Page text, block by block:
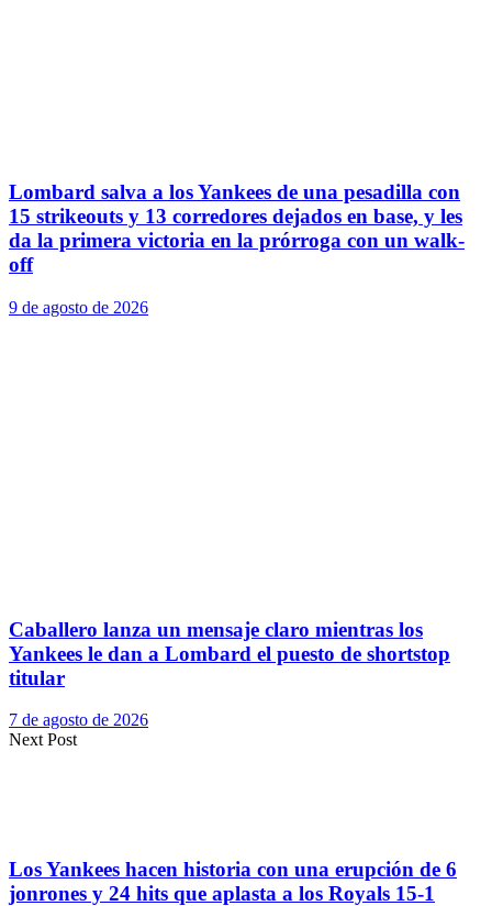
Lombard salva a los Yankees de una pesadilla con
15 strikeouts y 13 corredores dejados en base, y les
da la primera victoria en la prórroga con un walk-
off
9 de agosto de 2026
Caballero lanza un mensaje claro mientras los
Yankees le dan a Lombard el puesto de shortstop
titular
7 de agosto de 2026
Next Post
Los Yankees hacen historia con una erupción de 6
jonrones y 24 hits que aplasta a los Royals 15-1